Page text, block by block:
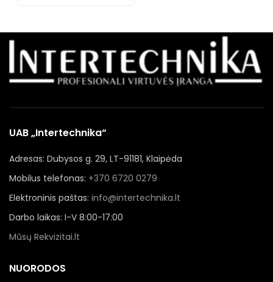
UAB „Intertechnika“
Adresas: Dubysos g. 29, LT-91181, Klaipėda
Mobilus telefonas: +370 6720 0279
Elektroninis paštas: info@intertechnika.lt
Darbo laikas: I-V 8:00-17:00
Mūsų Rekvizitai.lt
NUORODOS